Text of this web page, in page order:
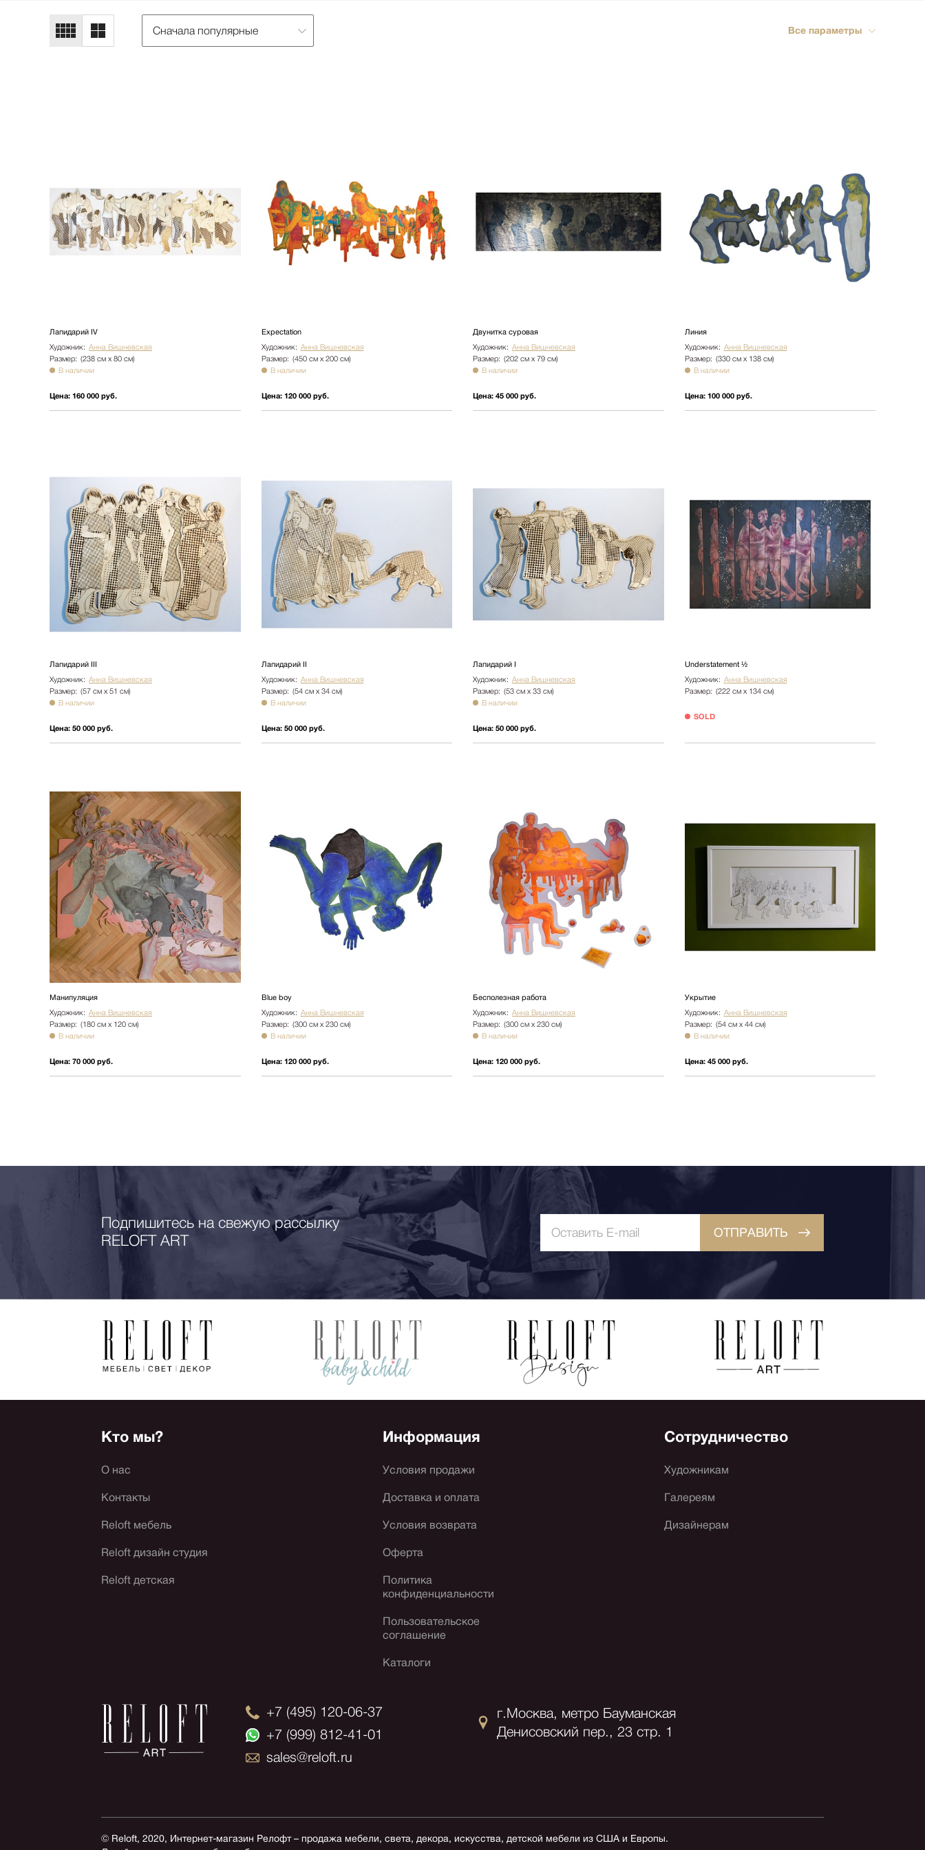
Морской пейзаж
Текстиль
Авторское искусство
Городской пейзаж
Абстракционизм
Абстрактный
импрессионизм
Сначала популярные Все параметры
Лапидарий IV
Художник: Анна Вишневская
Размер: (238 см х 80 см)
В наличии
Цена: 160 000 руб.
Expectation
Художник: Анна Вишневская
Размер: (450 см х 200 см)
В наличии
Цена:120 000 руб.
Двунитка суровая
Художник: Анна Вишневская
Размер: (202 см х 79 см)
В наличии
Цена: 45 000 руб.
Линия
Художник: Анна Вишневская
Размер: (330 см х 138 см)
В наличии
Цена:100 000 руб.
Лапидарий III
Художник: Анна Вишневская
Размер: (57 см х 51 см)
В наличии
Цена: 50 000 руб.
Лапидарий II
Художник: Анна Вишневская
Размер: (54 см х 34 см)
В наличии
Цена:50 000 руб.
Лапидарий I
Художник: Анна Вишневская
Размер: (53 см х 33 см)
В наличии
Цена: 50 000 руб.
Understatement ½
Художник: Анна Вишневская
Размер: (222 см х 134 см)
SOLD
Манипуляция
Художник: Анна Вишневская
Размер: (180 см х 120 см)
В наличии
Цена: 70 000 руб.
Blue boy
Художник: Анна Вишневская
Размер: (300 см х 230 см)
В наличии
Цена:120 000 руб.
Бесполезная работа
Художник: Анна Вишневская
Размер: (300 см х 230 см)
В наличии
Цена: 120 000 руб.
Укрытие
Художник: Анна Вишневская
Размер: (54 см х 44 см)
В наличии
Цена:45 000 руб.
Подпишитесь на свежую рассылку
RELOFT ART
ОТПРАВИТЬ
Кто мы?
О нас
Контакты
Reloft мебель
Reloft дизайн студия
Reloft детская
Информация
Условия продажи
Доставка и оплата
Условия возврата
Оферта
Политика
конфиденциальности
Пользовательское
соглашение
Каталоги
Сотрудничество
Художникам
Галереям
Дизайнерам
+7 (495) 120-06-37
+7 (999) 812-41-01
sales@reloft.ru
г.Москва, метро Бауманская
Денисовский пер., 23 стр. 1
© Reloft, 2020, Интернет-магазин Релофт – продажа мебели, света, декора, искусства, детской мебели из США и Европы.